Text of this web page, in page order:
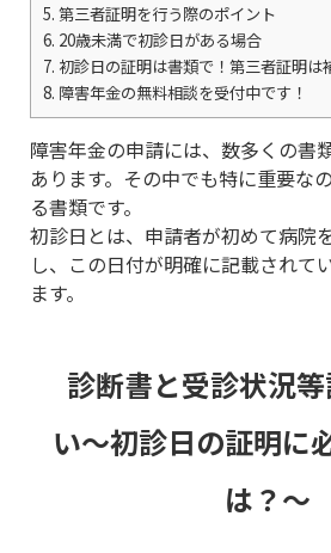
5. 第三者証明を行う際のポイント
6. 20歳未満で初診日がある場合
7. 初診日の証明は書類で！第三者証明は
8. 障害年金の無料相談を受付中です！
障害年金の申請には、数多くの書
あります。その中でも特に重要なの
る書類です。
初診日とは、申請者が初めて病院
し、この日付が明確に記載されて
ます。
診断書と受診状況
い〜初診日の証明に
は？〜